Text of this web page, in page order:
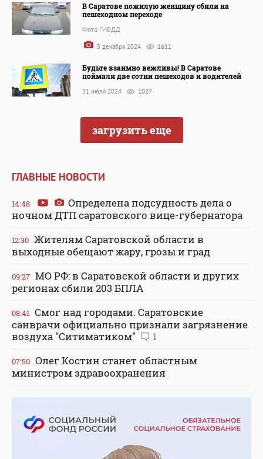
В Саратове пожилую женщину сбили на
пешеходном переходе
Фото ГИБДД
3 декабря 2024 1611
Будьте взаимно вежливы! В Саратове
поймали две сотни пешеходов и водителей
31 июля 2024 1027
загрузить еще
ГЛАВНЫЕ НОВОСТИ
14:48
Определена подсудность дела о
ночном ДТП саратовского вице-губернатора
12:30 Жителям Саратовской области в
выходные обещают жару, грозы и град
09:27 МО РФ: в Саратовской области и других
регионах сбили 203 БПЛА
08:41 Смог над городами. Саратовские
санврачи официально признали загрязнение
воздуха "Ситиматиком"
1
07:50 Олег Костин станет областным
министром здравоохранения